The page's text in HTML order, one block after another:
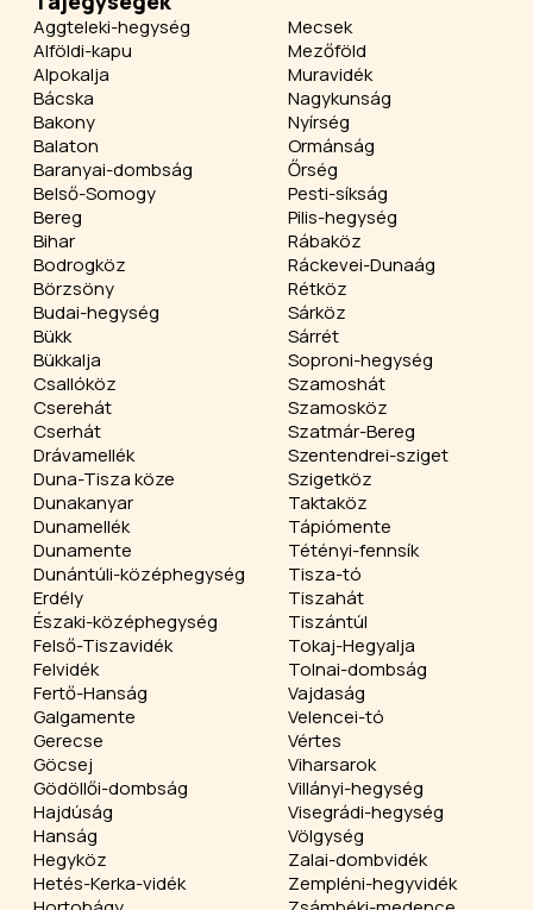
Aggteleki-hegység
Alföldi-kapu
Alpokalja
Bácska
Bakony
Balaton
Baranyai-dombság
Belső-Somogy
Bereg
Bihar
Bodrogköz
Börzsöny
Budai-hegység
Bükk
Bükkalja
Csallóköz
Cserehát
Cserhát
Drávamellék
Duna-Tisza köze
Dunakanyar
Dunamellék
Dunamente
Dunántúli-középhegység
Erdély
Északi-középhegység
Felső-Tiszavidék
Felvidék
Fertő-Hanság
Galgamente
Gerecse
Göcsej
Gödöllői-dombság
Hajdúság
Hanság
Hegyköz
Hetés-Kerka-vidék
Mecsek
Mezőföld
Muravidék
Nagykunság
Nyírség
Ormánság
Őrség
Pesti-síkság
Pilis-hegység
Rábaköz
Ráckevei-Dunaág
Rétköz
Sárköz
Sárrét
Soproni-hegység
Szamoshát
Szamosköz
Szatmár-Bereg
Szentendrei-sziget
Szigetköz
Taktaköz
Tápiómente
Tétényi-fennsík
Tisza-tó
Tiszahát
Tiszántúl
Tokaj-Hegyalja
Tolnai-dombság
Vajdaság
Velencei-tó
Vértes
Viharsarok
Villányi-hegység
Visegrádi-hegység
Völgység
Zalai-dombvidék
Zempléni-hegyvidék